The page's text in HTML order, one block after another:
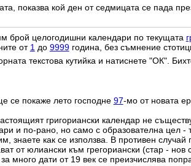
показва кой ден от седмицата се пада
брой целогодишни календари по текущата
от 1до 9999година, без съмнение
текстова кутийка и натиснете "ОК".
се покаже лето господне 97-мо от новата
григориански календар не
и по-рано, но само с образователна цел -
знаете как се използва. В противен случай
от юлиански към грегориански (стар -
за много дати от 19 век се преизчислява